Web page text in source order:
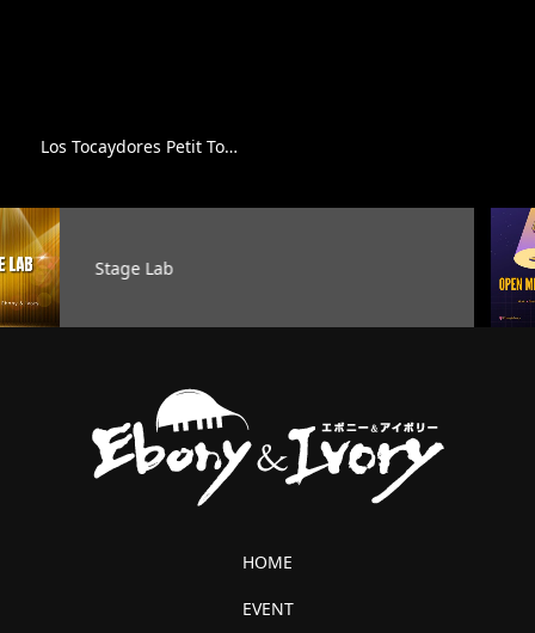
Los Tocaydores Petit To…
HOME
EVENT